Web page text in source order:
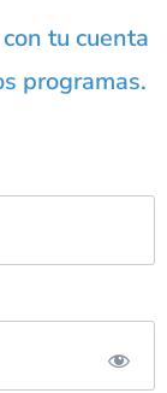
tu cuenta
programas.